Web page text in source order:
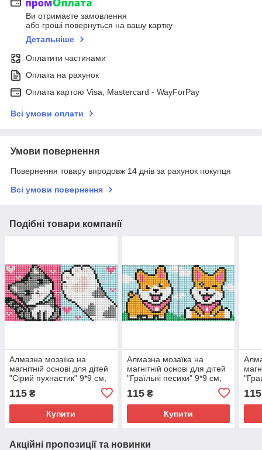
Ви отримаєте замовлення
або гроші повернуться на вашу картку
Детальніше
Оплатити частинами
Оплата на рахунок
Оплата картою Visa, Mastercard - WayForPay
Всі умови оплати
Умови повернення
Повернення товару впродовж 14 днів за рахунок покупця
Всі умови повернення
Подібні товари компанії
Алмазна мозаїка на
магнітній основі для дітей
"Сірий пухнастик" 9*9 см,
пакет, ТМ Ідейка, Україна
115 ₴
Купити
Алмазна мозаїка на
магнітній основі для дітей
"Граїльні песики" 9*9 см,
пакет, ТМ Ідейка, Україна
115₴
Купити
115
Акційні пропозиції та новинки